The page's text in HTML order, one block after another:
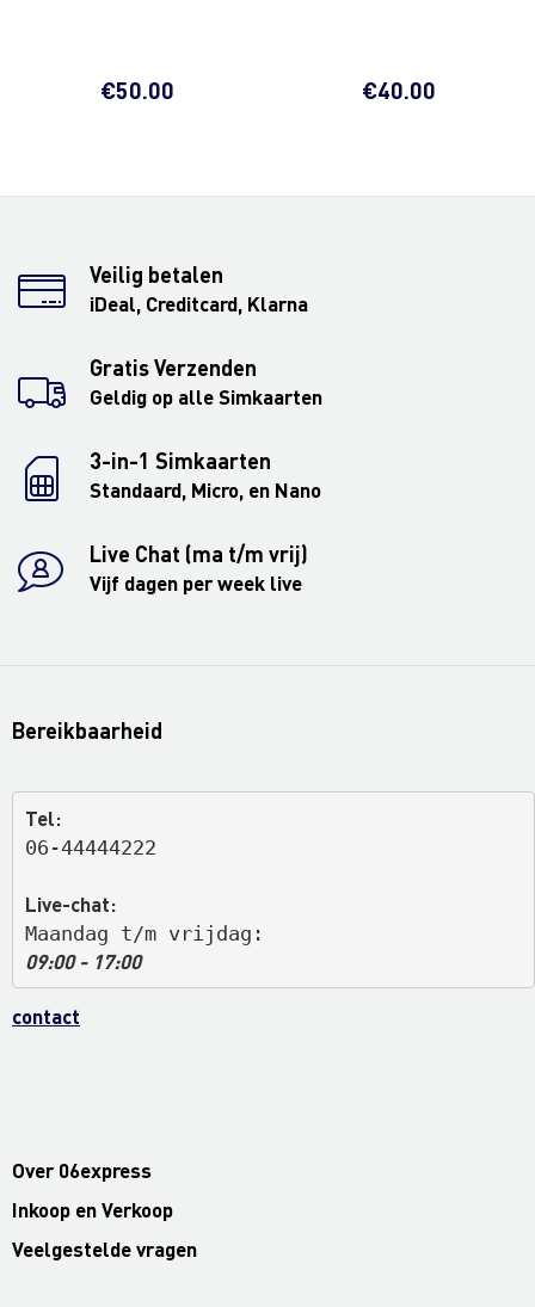
€50.00 €40.00
Veilig betalen
iDeal, Creditcard, Klarna
Gratis Verzenden
Geldig op alle Simkaarten
3-in-1 Simkaarten
Standaard, Micro, en Nano
Live Chat (ma t/m vrij)
Vijf dagen per week live
Bereikbaarheid
Tel:
06-44444222
Live-chat:
Maandag t/m vrijdag:
09:00 - 17:00
contact
Over 06express
Inkoop en Verkoop
Veelgestelde vragen